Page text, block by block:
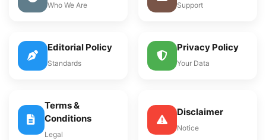
Who We Are Support
Editorial Policy
Standards
Privacy Policy
Your Data
Terms &
Conditions
Legal
Disclaimer
Notice